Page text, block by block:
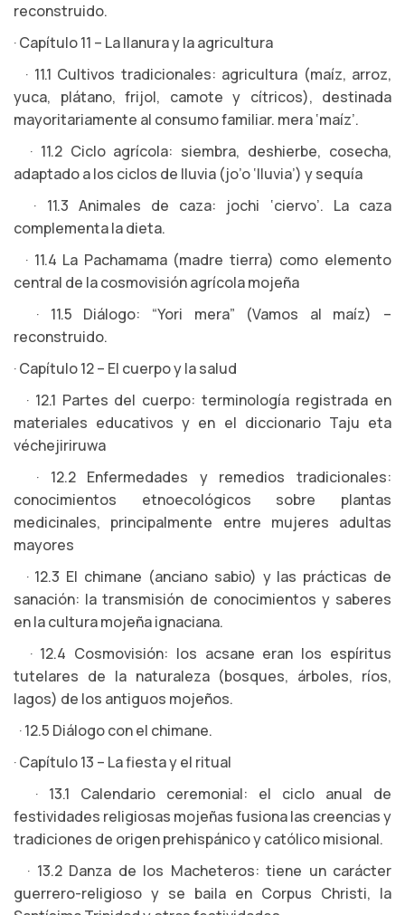
reconstruido.
· Capítulo 11 – La llanura y la agricultura
· 11.1 Cultivos tradicionales: agricultura (maíz, arroz,
yuca, plátano, frijol, camote y cítricos), destinada
mayoritariamente al consumo familiar. mera ‘maíz’.
· 11.2 Ciclo agrícola: siembra, deshierbe, cosecha,
adaptado a los ciclos de lluvia (jo’o ‘lluvia’) y sequía
· 11.3 Animales de caza: jochi ‘ciervo’. La caza
complementa la dieta.
· 11.4 La Pachamama (madre tierra) como elemento
central de la cosmovisión agrícola mojeña
· 11.5 Diálogo: “Yori mera” (Vamos al maíz) –
reconstruido.
· Capítulo 12 – El cuerpo y la salud
· 12.1 Partes del cuerpo: terminología registrada en
materiales educativos y en el diccionario Taju eta
véchejiriruwa
· 12.2 Enfermedades y remedios tradicionales:
conocimientos etnoecológicos sobre plantas
medicinales, principalmente entre mujeres adultas
mayores
· 12.3 El chimane (anciano sabio) y las prácticas de
sanación: la transmisión de conocimientos y saberes
en la cultura mojeña ignaciana.
· 12.4 Cosmovisión: los acsane eran los espíritus
tutelares de la naturaleza (bosques, árboles, ríos,
lagos) de los antiguos mojeños.
· 12.5 Diálogo con el chimane.
· Capítulo 13 – La fiesta y el ritual
· 13.1 Calendario ceremonial: el ciclo anual de
festividades religiosas mojeñas fusiona las creencias y
tradiciones de origen prehispánico y católico misional.
· 13.2 Danza de los Macheteros: tiene un carácter
guerrero-religioso y se baila en Corpus Christi, la